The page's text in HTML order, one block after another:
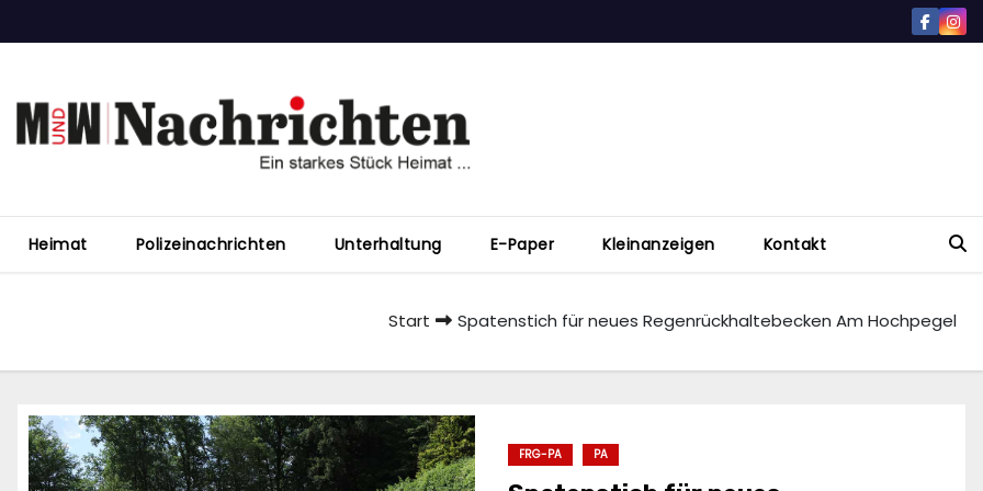
Heimat Polizeinachrichten Unterhaltung E-Paper Kleinanzeigen Kontakt
Start Spatenstich für neues Regenrückhaltebecken Am Hochpegel
FRG-PA PA